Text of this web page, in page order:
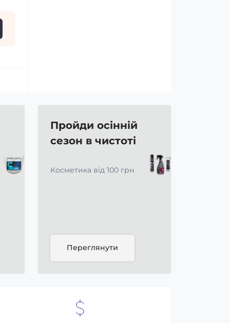
Пройди осінній
сезон в чистоті
Косметика від 100 грн
Переглянути